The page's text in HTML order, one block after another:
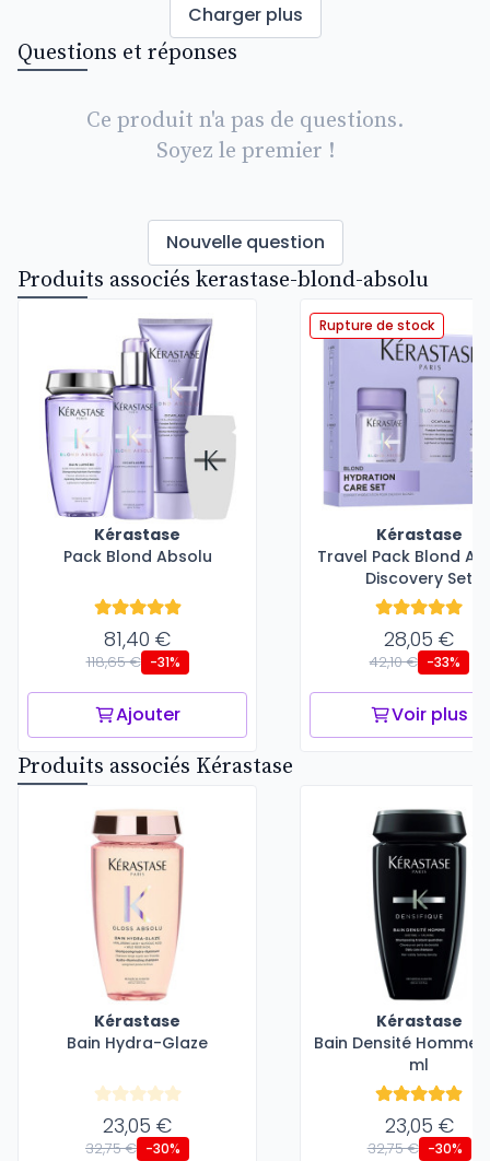
Charger plus
Questions et réponses
Ce produit n'a pas de questions.
Soyez le premier !
Nouvelle question
Produits associés kerastase-blond-absolu
Kérastase
Pack Blond Absolu
81,40 €
118,65 € -31%
Ajouter
Rupture de stock
Kérastase
Travel Pack Blond
Discovery Set
28,05 €
42,10 € -33%
Voir plus
Produits associés Kérastase
Kérastase
Bain Hydra-Glaze
23,05 €
32,75 € -30%
Kérastase
Bain Densité Homme
ml
23,05 €
32,75 € -30%